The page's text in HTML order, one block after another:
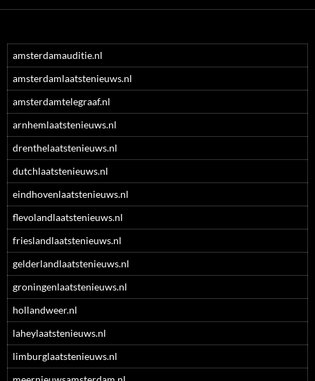
amsterdamauditie.nl
amsterdamlaatstenieuws.nl
amsterdamtelegraaf.nl
arnhemlaatstenieuws.nl
drenthelaatstenieuws.nl
dutchlaatstenieuws.nl
eindhovenlaatstenieuws.nl
flevolandlaatstenieuws.nl
frieslandlaatstenieuws.nl
gelderlandlaatstenieuws.nl
groningenlaatstenieuws.nl
hollandweer.nl
laheylaatstenieuws.nl
limburglaatstenieuws.nl